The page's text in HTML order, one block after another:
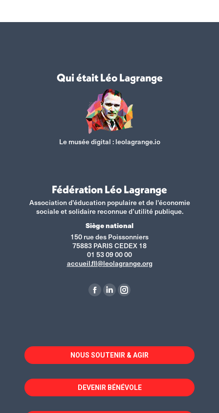
Qui était Léo Lagrange
Le musée digital : leolagrange.io
Fédération Léo Lagrange
Association d'éducation populaire et de l'économie
sociale et solidaire reconnue d’utilité publique.
Siège national
150 rue des Poissonniers
75883 PARIS CEDEX 18
01 53 09 00 00
accueil.fll@leolagrange.org
La
dans
une
fenêtre
La
dans
une
fenêtre
La
dans
une
fenêtre
NOUS SOUTENIR & AGIR
DEVENIR BÉNÉVOLE